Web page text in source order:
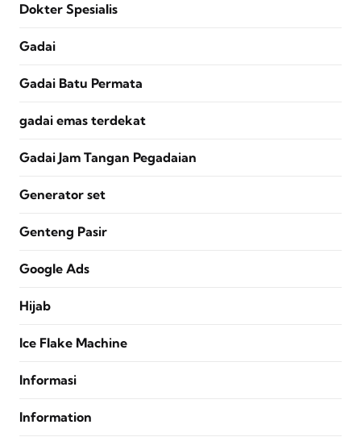
Dokter Spesialis
Gadai
Gadai Batu Permata
gadai emas terdekat
Gadai Jam Tangan Pegadaian
Generator set
Genteng Pasir
Google Ads
Hijab
Ice Flake Machine
Informasi
Information